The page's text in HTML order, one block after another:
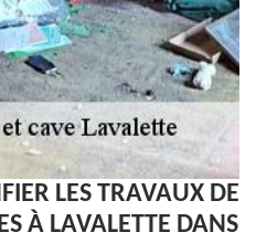
LES TRAVAUX DE
À LAVALETTE DANS